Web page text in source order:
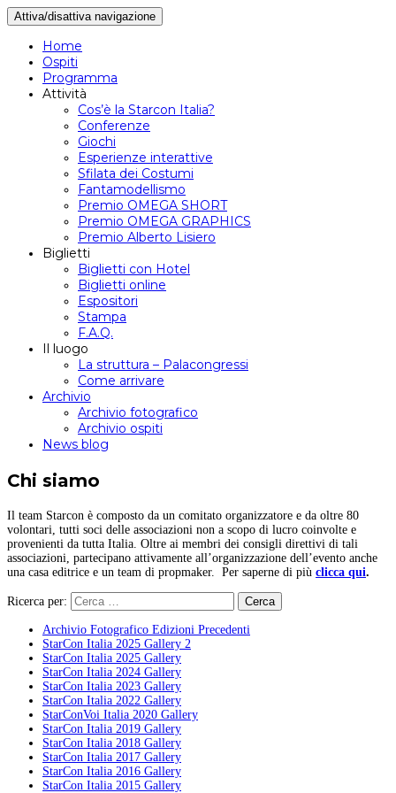
Attiva/disattiva navigazione
Home
Ospiti
Programma
Attività
Cos’è la Starcon Italia?
Conferenze
Giochi
Esperienze interattive
Sfilata dei Costumi
Fantamodellismo
Premio OMEGA SHORT
Premio OMEGA GRAPHICS
Premio Alberto Lisiero
Biglietti
Biglietti con Hotel
Biglietti online
Espositori
Stampa
F.A.Q.
Il luogo
La struttura – Palacongressi
Come arrivare
Archivio
Archivio fotografico
Archivio ospiti
News blog
Chi siamo
Il team Starcon è composto da un comitato organizzatore e da oltre 80
volontari, tutti soci delle associazioni non a scopo di lucro coinvolte e
provenienti da tutta Italia. Oltre ai membri dei consigli direttivi di tali
associazioni, partecipano attivamente all’organizzazione dell’evento anche
una casa editrice e un team di propmaker. Per saperne di più clicca qui.
Ricerca per:
Archivio Fotografico Edizioni Precedenti
StarCon Italia 2025 Gallery 2
StarCon Italia 2025 Gallery
StarCon Italia 2024 Gallery
StarCon Italia 2023 Gallery
StarCon Italia 2022 Gallery
StarConVoi Italia 2020 Gallery
StarCon Italia 2019 Gallery
StarCon Italia 2018 Gallery
StarCon Italia 2017 Gallery
StarCon Italia 2016 Gallery
StarCon Italia 2015 Gallery